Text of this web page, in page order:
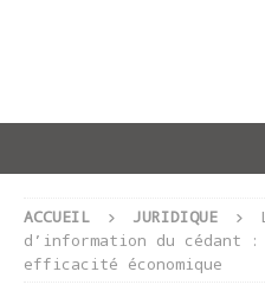
ACCUEIL JURIDIQUE
d’information du
efficacité économique